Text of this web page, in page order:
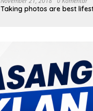
Taking photos are best